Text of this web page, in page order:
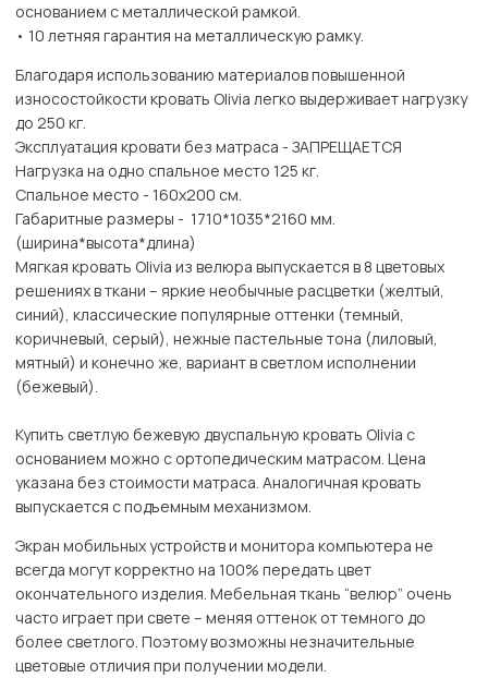
основанием с металлической рамкой.
• 10 летняя гарантия на металлическую рамку.
Благодаря использованию материалов повышенной
износостойкости кровать Olivia легко выдерживает нагрузку
до 250 кг.
Эксплуатация кровати без матраса - ЗАПРЕЩАЕТСЯ
Нагрузка на одно спальное место 125 кг.
Спальное место - 160х200 см.
Габаритные размеры - 1710*1035*2160 мм.
(ширина*высота*длина)
Мягкая кровать Olivia из велюра выпускается в 8 цветовых
решениях в ткани – яркие необычные расцветки (желтый,
синий), классические популярные оттенки (темный,
коричневый, серый), нежные пастельные тона (лиловый,
мятный) и конечно же, вариант в светлом исполнении
(бежевый).
Купить светлую бежевую двуспальную кровать Olivia с
основанием можно с ортопедическим матрасом. Цена
указана без стоимости матраса. Аналогичная кровать
выпускается с подъемным механизмом.
Экран мобильных устройств и монитора компьютера не
всегда могут корректно на 100% передать цвет
окончательного изделия. Мебельная ткань “велюр” очень
часто играет при свете – меняя оттенок от темного до
более светлого. Поэтому возможны незначительные
цветовые отличия при получении модели.